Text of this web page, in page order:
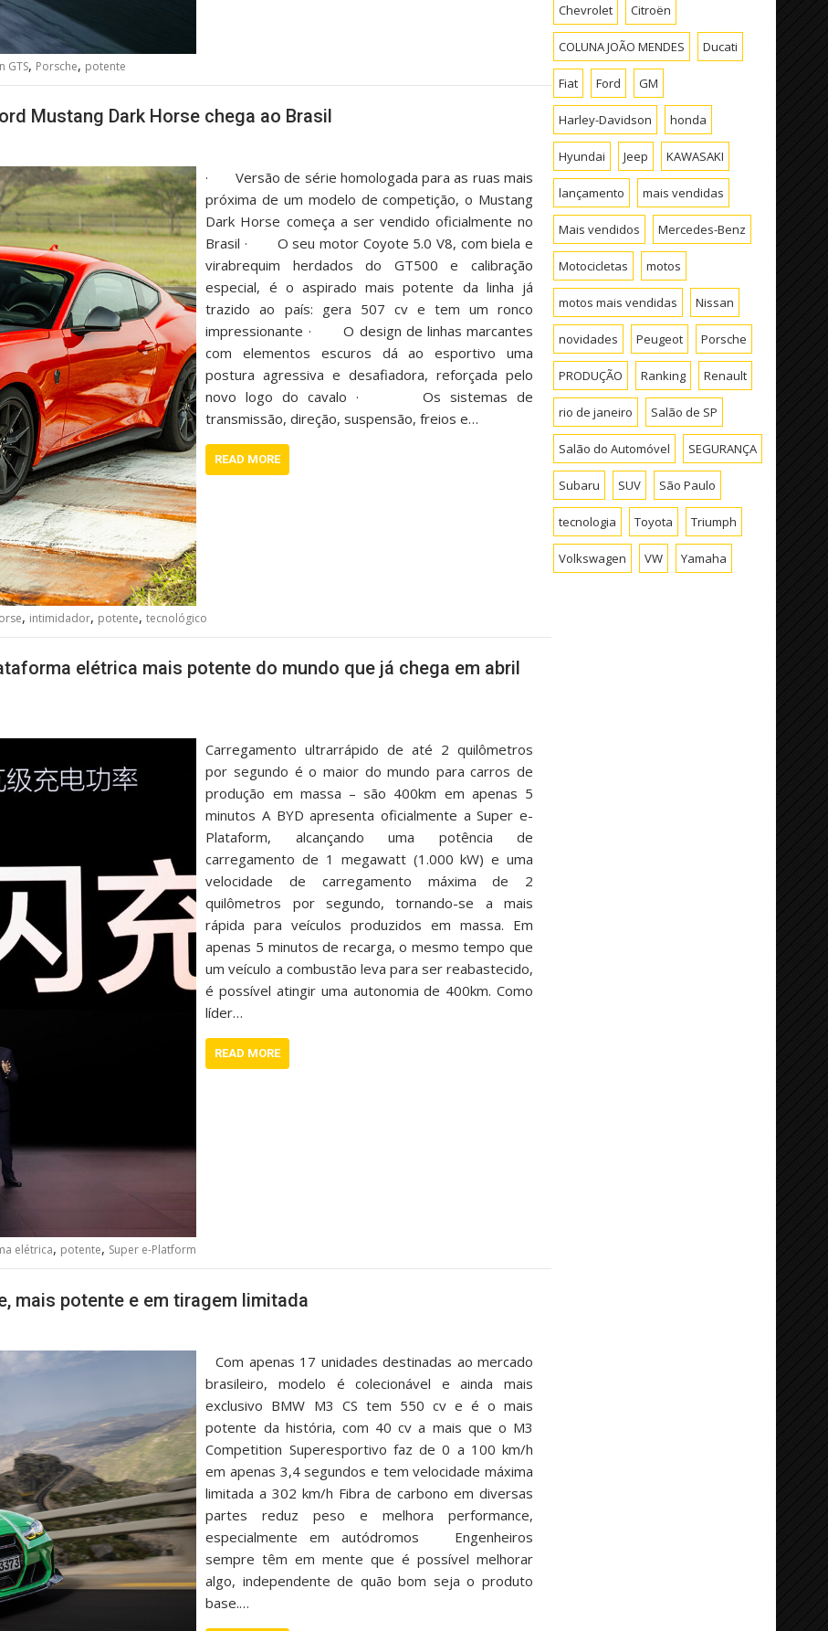
GTS, Porsche, potente
Mustang Dark Horse chega ao Brasil
· Versão de série homologada para as ruas mais
próxima de um modelo de competição, o Mustang
Dark Horse começa a ser vendido oficialmente no
Brasil · O seu motor Coyote 5.0 V8, com biela e
virabrequim herdados do GT500 e calibração
especial, é o aspirado mais potente da linha já
trazido ao país: gera 507 cv e tem um ronco
impressionante · O design de linhas marcantes
com elementos escuros dá ao esportivo uma
postura agressiva e desafiadora, reforçada pelo
novo logo do cavalo · Os sistemas de
transmissão, direção, suspensão, freios e…
READ MORE
, intimidador, potente, tecnológico
elétrica mais potente do mundo que já chega em abril
Carregamento ultrarrápido de até 2 quilômetros
por segundo é o maior do mundo para carros de
produção em massa – são 400km em apenas 5
minutos A BYD apresenta oficialmente a Super e-
Plataform, alcançando uma potência de
carregamento de 1 megawatt (1.000 kW) e uma
velocidade de carregamento máxima de 2
quilômetros por segundo, tornando-se a mais
rápida para veículos produzidos em massa. Em
apenas 5 minutos de recarga, o mesmo tempo que
um veículo a combustão leva para ser reabastecido,
é possível atingir uma autonomia de 400km. Como
líder…
READ MORE
elétrica, potente, Super e-Platform
mais potente e em tiragem limitada
Com apenas 17 unidades destinadas ao mercado
brasileiro, modelo é colecionável e ainda mais
exclusivo BMW M3 CS tem 550 cv e é o mais
potente da história, com 40 cv a mais que o M3
Competition Superesportivo faz de 0 a 100 km/h
em apenas 3,4 segundos e tem velocidade máxima
limitada a 302 km/h Fibra de carbono em diversas
partes reduz peso e melhora performance,
especialmente em autódromos Engenheiros
sempre têm em mente que é possível melhorar
algo, independente de quão bom seja o produto
base.…
Chevrolet Citroën
COLUNA JOÃO MENDES Ducati
Fiat Ford GM
Harley-Davidson honda
Hyundai Jeep KAWASAKI
lançamento mais vendidas
Mais vendidos Mercedes-Benz
Motocicletas motos
motos mais vendidas Nissan
novidades Peugeot Porsche
PRODUÇÃO Ranking Renault
rio de janeiro Salão de SP
Salão do Automóvel SEGURANÇA
Subaru SUV São Paulo
tecnologia Toyota Triumph
Volkswagen VW Yamaha